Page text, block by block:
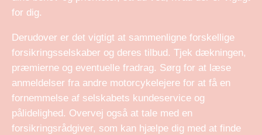
for dig.
Derudover er det vigtigt at sammenligne forskellige
forsikringsselskaber og deres tilbud. Tjek dækningen,
præmierne og eventuelle fradrag. Sørg for at læse
anmeldelser fra andre motorcykelejere for at få en
fornemmelse af selskabets kundeservice og
pålidelighed. Overvej også at tale med en
forsikringsrådgiver, som kan hjælpe dig med at finde